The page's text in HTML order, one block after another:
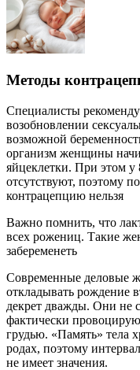
Методы
Специалисты
возобновлении
возможной
организм женщины
яйцеклетки. При этом
отсутствуют, поэтому
контрацепцию нельзя
Важно помнить, что
всех рожениц. Такие
забеременеть
Современные деловые
откладывать рождение
декрет дважды. Они не
фактически
грудью. «Память» тела
родах, поэтому
не имеет значения.